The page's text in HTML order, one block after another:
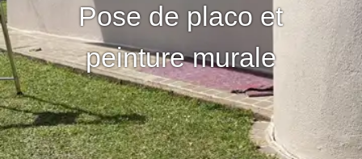
Pose de placo et
peinture murale